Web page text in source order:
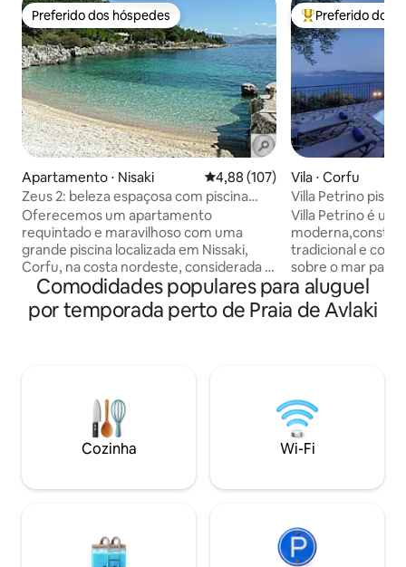
Preferido dos hóspedes
Preferido dos hóspedes
Apartamento ⋅ Nisaki 4,88 de uma avaliação média de
4,88 (107)
Zeus 2: beleza espaçosa com piscina
privativa
Oferecemos um apartamento
requintado e maravilhoso com uma
grande piscina localizada em Nissaki,
Corfu, na costa nordeste, considerada a
Riviera Corfiot. A varanda tem uma vista
soberba para o mar. A distância para
uma escolha de restaurantes,
umas férias sem carro. Tem uma
varanda com uma vista soberba para o
mar. Oferecemos traslado de e para o
aeroporto a um preço muito
Entre os
Preferido dos
Vila ⋅ Corfu
Villa Petrino
espetacular
Villa Petrino é
tradicional e com
sobre o mar para
entre a Albânia e
costa leste de
venezianas da
cidade de Corfu
pesca abaixo.
piscina privada.
de aluguel de
Comodidades populares para aluguel
por temporada perto de Praia de Avlaki
Cozinha Wi-Fi